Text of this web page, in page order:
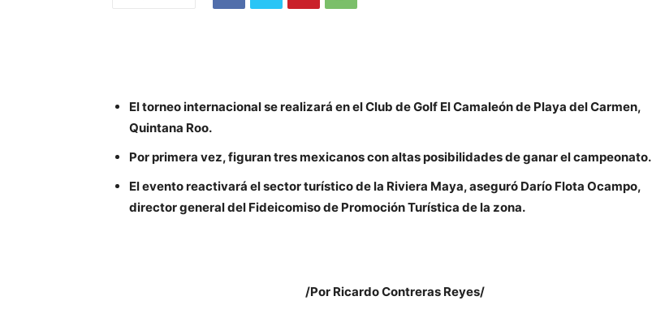
El torneo internacional se realizará en el Club de Golf El Camaleón de Playa del Carmen,
Quintana Roo.
Por primera vez, figuran tres mexicanos con altas posibilidades de ganar el campeonato.
El evento reactivará el sector turístico de la Riviera Maya, aseguró Darío Flota Ocampo,
director general del Fideicomiso de Promoción Turística de la zona.
/Por Ricardo Contreras Reyes/